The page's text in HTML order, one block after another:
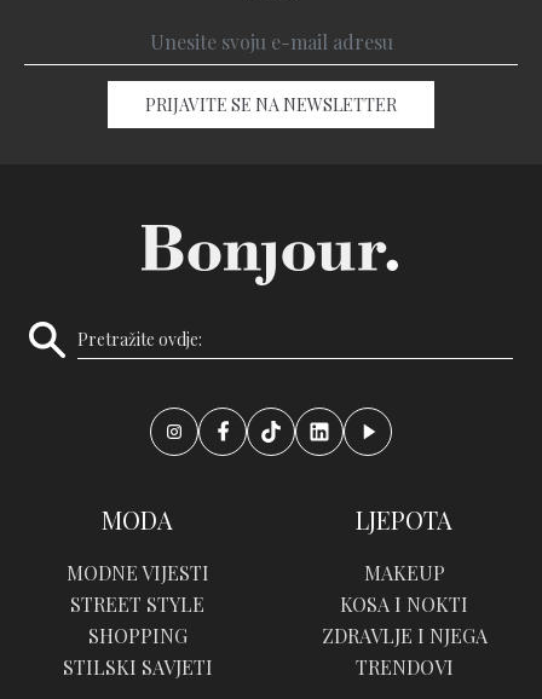
PRIJAVITE SE NA NEWSLETTER
MODA
MODNE VIJESTI
STREET STYLE
SHOPPING
STILSKI SAVJETI
LJEPOTA
MAKEUP
KOSA I NOKTI
ZDRAVLJE I NJEGA
TRENDOVI